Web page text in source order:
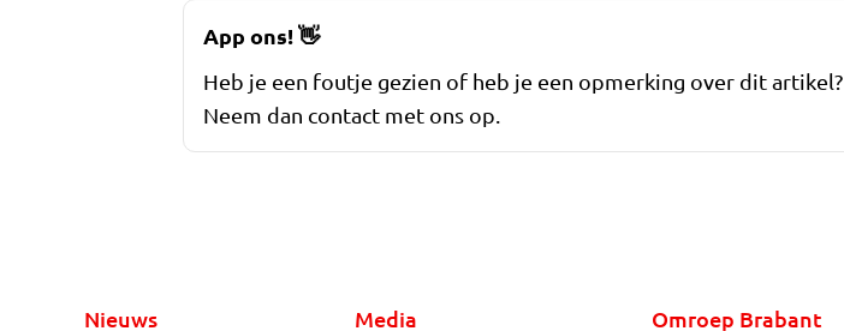
App ons!👋
Heb je een foutje gezien of heb je een opmerking over dit artikel?
Neem dan contact met ons op.
Nieuws Media Omroep Brabant